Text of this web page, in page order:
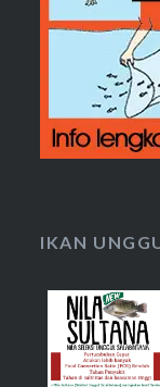
IKAN